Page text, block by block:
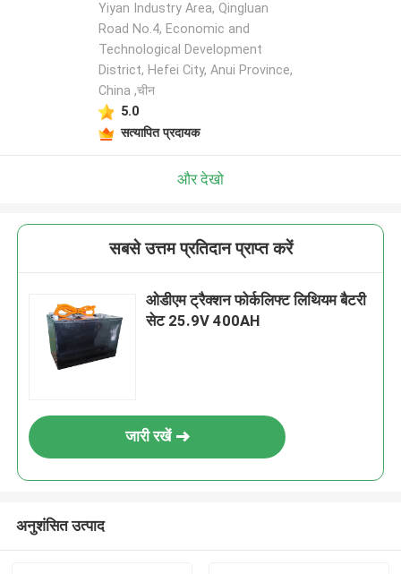
Yiyan Industry Area, Qingluan
Road No.4, Economic and
Technological Development
District, Hefei City, Anui Province,
China ,चीन
5.0
सत्यापित प्रदायक
और देखो
सबसे उत्तम प्रतिदान प्राप्त करें
ओडीएम ट्रैक्शन फोर्कलिफ्ट लिथियम बैटरी
सेट 25.9V 400AH
जारी रखें
अनुशंसित उत्पाद